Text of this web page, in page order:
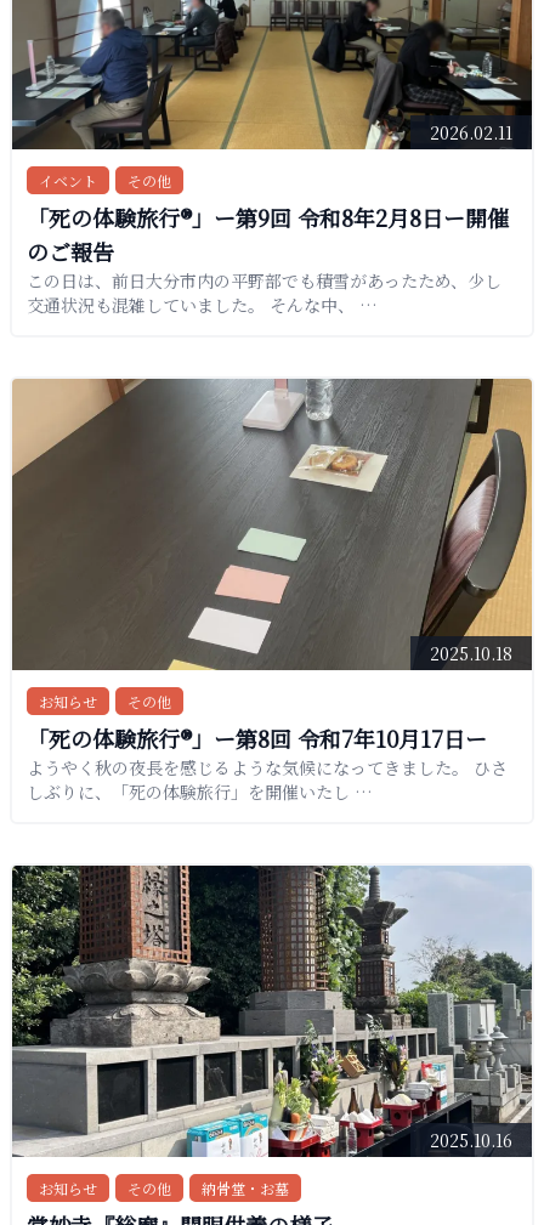
2026.02.11
イベント その他
「死の体験旅行®︎」ー第9回 令和8年2月8日ー開催
のご報告
この日は、前日大分市内の平野部でも積雪があったため、少し
交通状況も混雑していました。 そんな中、 …
2025.10.18
お知らせ その他
「死の体験旅行®︎」ー第8回 令和7年10月17日ー
ようやく秋の夜長を感じるような気候になってきました。 ひさ
しぶりに、「死の体験旅行」を開催いたし …
2025.10.16
お知らせ その他 納骨堂・お墓